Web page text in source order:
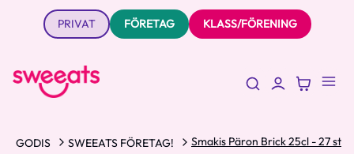
PRIVAT FÖRETAG KLASS/FÖRENING
GODIS SWEEATS FÖRETAG! Smakis Päron Brick 25cl - 27 st